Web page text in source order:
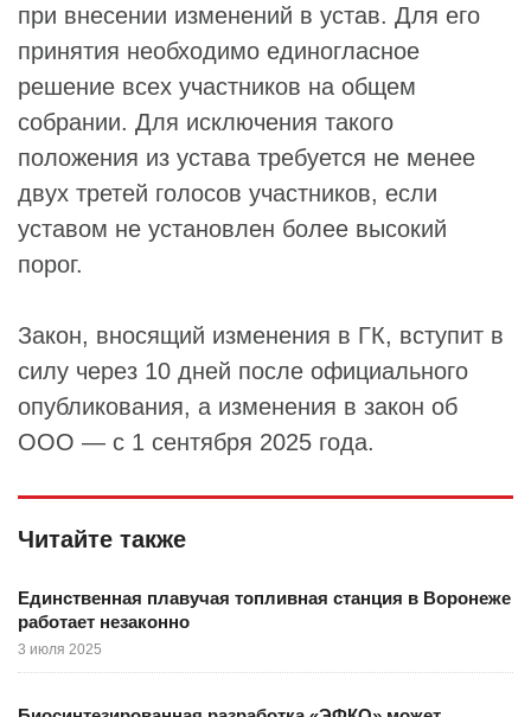
при внесении изменений в устав. Для его
принятия необходимо единогласное
решение всех участников на общем
собрании. Для исключения такого
положения из устава требуется не менее
двух третей голосов участников, если
уставом не установлен более высокий
порог.
Закон, вносящий изменения в ГК, вступит в
силу через 10 дней после официального
опубликования, а изменения в закон об
ООО — с 1 сентября 2025 года.
Читайте также
Единственная плавучая топливная станция в Воронеже
работает незаконно
3 июля 2025